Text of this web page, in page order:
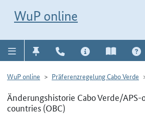
WuP online
WuP online Präferenzregelung Cabo Verde
Änderungshistorie Cabo Verde/
countries (OBC)